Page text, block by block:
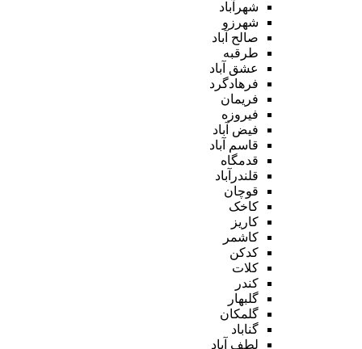
شهرآباد
شهرزو
صالح آباد
طرقبه
عشق آباد
فرهادگرد
فریمان
فیروزه
فیض آباد
قاسم آباد
قدمگاه
قلندرآباد
قوچان
کاخک
کاریز
کاشمر
کدکن
کلات
کندر
گلبهار
گلمکان
گناباد
لطف آباد